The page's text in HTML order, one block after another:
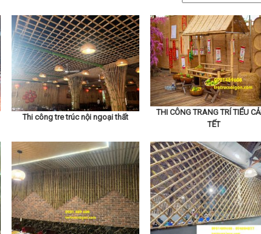
Thi công tre trúc nội ngoại thất
THI CÔNG TRANG TRÍ TIỂU
TẾT